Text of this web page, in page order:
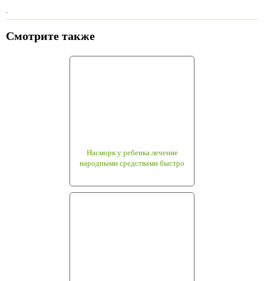
Смотрите также
Насморк у ребенка лечение
народными средствами быстро